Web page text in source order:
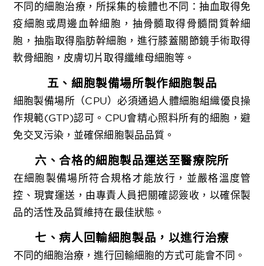
不同的細胞治療，所採集的檢體也不同：抽血取得免
疫細胞或周邊血幹細胞，抽骨髓取得骨髓間質幹細
胞，抽脂取得脂肪幹細胞，進行膝蓋關節鏡手術取得
軟骨細胞，皮膚切片取得纖維母細胞等。
五、細胞製備場所製作細胞製品
細胞製備場所（CPU）必須通過人體細胞組織優良操
作規範(GTP)認可。CPU會精心照料所有的細胞，避
免交叉污染，並確保細胞製品品質。
六、合格的細胞製品運送至醫療院所
在細胞製備場所符合規格才能放行，並嚴格溫度管
控、現實運送，由專責人員把關確認簽收，以確保製
品的活性及品質維持在最佳狀態。
七、病人回輸細胞製品，以進行治療
不同的細胞治療，進行回輸細胞的方式可能會不同。